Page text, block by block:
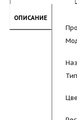
ОПИСАНИЕ
Тип